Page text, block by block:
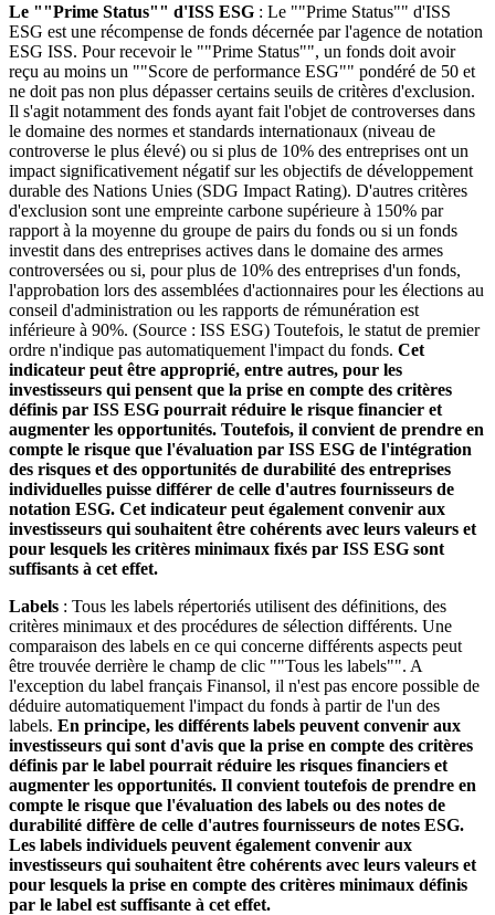
Le ""Prime Status"" d'ISS ESG : Le ""Prime Status"" d'ISS
ESG est une récompense de fonds décernée par l'agence de notation
ESG ISS. Pour recevoir le ""Prime Status"", un fonds doit avoir
reçu au moins un ""Score de performance ESG"" pondéré de 50 et
ne doit pas non plus dépasser certains seuils de critères d'exclusion.
Il s'agit notamment des fonds ayant fait l'objet de controverses dans
le domaine des normes et standards internationaux (niveau de
controverse le plus élevé) ou si plus de 10% des entreprises ont un
impact significativement négatif sur les objectifs de développement
durable des Nations Unies (SDG Impact Rating). D'autres critères
d'exclusion sont une empreinte carbone supérieure à 150% par
rapport à la moyenne du groupe de pairs du fonds ou si un fonds
investit dans des entreprises actives dans le domaine des armes
controversées ou si, pour plus de 10% des entreprises d'un fonds,
l'approbation lors des assemblées d'actionnaires pour les élections au
conseil d'administration ou les rapports de rémunération est
inférieure à 90%. (Source : ISS ESG) Toutefois, le statut de premier
ordre n'indique pas automatiquement l'impact du fonds. Cet
indicateur peut être approprié, entre autres, pour les
investisseurs qui pensent que la prise en compte des critères
définis par ISS ESG pourrait réduire le risque financier et
augmenter les opportunités. Toutefois, il convient de prendre en
compte le risque que l'évaluation par ISS ESG de l'intégration
des risques et des opportunités de durabilité des entreprises
individuelles puisse différer de celle d'autres fournisseurs de
notation ESG. Cet indicateur peut également convenir aux
investisseurs qui souhaitent être cohérents avec leurs valeurs et
pour lesquels les critères minimaux fixés par ISS ESG sont
suffisants à cet effet.
Labels : Tous les labels répertoriés utilisent des définitions, des
critères minimaux et des procédures de sélection différents. Une
comparaison des labels en ce qui concerne différents aspects peut
être trouvée derrière le champ de clic ""Tous les labels"". A
l'exception du label français Finansol, il n'est pas encore possible de
déduire automatiquement l'impact du fonds à partir de l'un des
labels. En principe, les différents labels peuvent convenir aux
investisseurs qui sont d'avis que la prise en compte des critères
définis par le label pourrait réduire les risques financiers et
augmenter les opportunités. Il convient toutefois de prendre en
compte le risque que l'évaluation des labels ou des notes de
durabilité diffère de celle d'autres fournisseurs de notes ESG.
Les labels individuels peuvent également convenir aux
investisseurs qui souhaitent être cohérents avec leurs valeurs et
pour lesquels la prise en compte des critères minimaux définis
par le label est suffisante à cet effet.